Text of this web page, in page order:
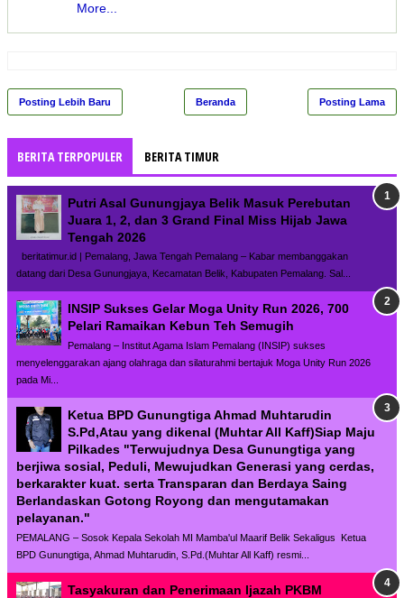
More...
Posting Lebih Baru Posting Lama
Beranda
BERITA TERPOPULER BERITA TIMUR
Putri Asal Gunungjaya Belik Masuk Perebutan
Juara 1, 2, dan 3 Grand Final Miss Hijab Jawa
Tengah 2026
beritatimur.id | Pemalang, Jawa Tengah Pemalang – Kabar membanggakan
datang dari Desa Gunungjaya, Kecamatan Belik, Kabupaten Pemalang. Sal...
INSIP Sukses Gelar Moga Unity Run 2026, 700
Pelari Ramaikan Kebun Teh Semugih
Pemalang – Institut Agama Islam Pemalang (INSIP) sukses
menyelenggarakan ajang olahraga dan silaturahmi bertajuk Moga Unity Run 2026
pada Mi...
Ketua BPD Gunungtiga Ahmad Muhtarudin
S.Pd,Atau yang dikenal (Muhtar All Kaff)Siap Maju
Pilkades "Terwujudnya Desa Gunungtiga yang
berjiwa sosial, Peduli, Mewujudkan Generasi yang cerdas,
berkarakter kuat. serta Transparan dan Berdaya Saing
Berlandaskan Gotong Royong dan mengutamakan
pelayanan."
PEMALANG – Sosok Kepala Sekolah MI Mamba'ul Maarif Belik Sekaligus Ketua
BPD Gunungtiga, Ahmad Muhtarudin, S.Pd.(Muhtar All Kaff) resmi...
Tasyakuran dan Penerimaan Ijazah PKBM